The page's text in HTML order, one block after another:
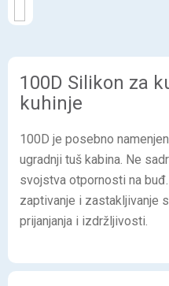
100D Silikon za
kuhinje
100D je posebno
ugradnji tuš kabina. Ne
svojstva otpornosti na
zaptivanje i zastakljivanje
prijanjanja i izdržljivosti.